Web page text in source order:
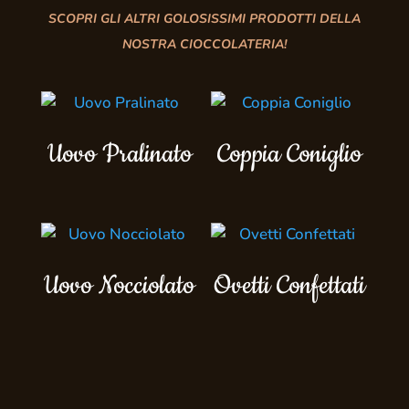
SCOPRI GLI ALTRI GOLOSISSIMI PRODOTTI DELLA
NOSTRA CIOCCOLATERIA!
Uovo Pralinato Coppia Coniglio
Uovo Nocciolato Ovetti Confettati